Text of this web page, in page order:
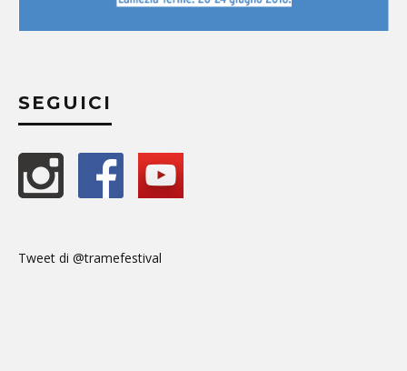
SEGUICI
Tweet di @tramefestival